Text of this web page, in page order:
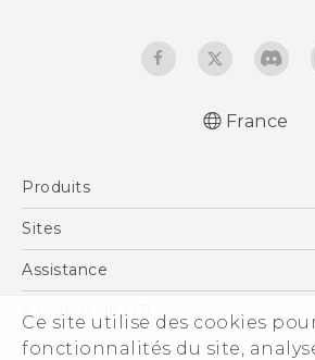
Ce site utilise des cookies
fonctionnalités du site,
réglementation
English - Safety and
France
Produits
Smartphones
Vive
Accessoires
Sites
HTC Vive
HTC Pro
Assistance
eCommerce Support
À propos de HTC
ESG